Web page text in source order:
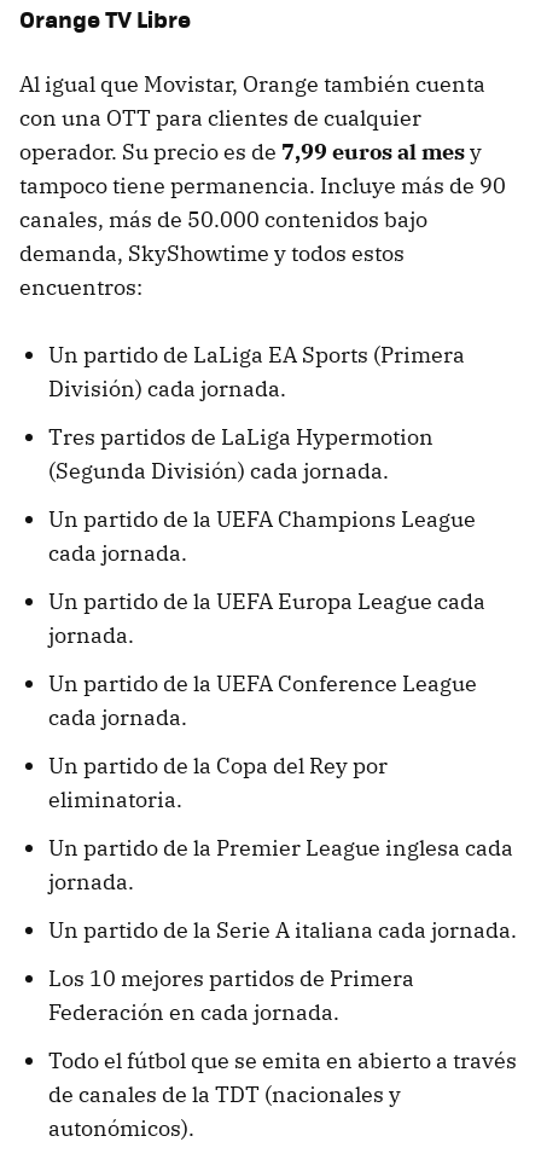
Orange TV Libre
Al igual que Movistar, Orange también cuenta
con una OTT para clientes de cualquier
operador. Su precio es de 7,99 euros al mesy
tampoco tiene permanencia. Incluye más de 90
canales, más de 50.000 contenidos bajo
demanda, SkyShowtime y todos estos
encuentros:
Un partido de LaLiga EA Sports (Primera
División) cada jornada.
Tres partidos de LaLiga Hypermotion
(Segunda División) cada jornada.
Un partido de la UEFA Champions League
cada jornada.
Un partido de la UEFA Europa League cada
jornada.
Un partido de la UEFA Conference League
cada jornada.
Un partido de la Copa del Rey por
eliminatoria.
Un partido de la Premier League inglesa cada
jornada.
Un partido de la Serie A italiana cada jornada.
Los 10 mejores partidos de Primera
Federación en cada jornada.
Todo el fútbol que se emita en abierto a través
de canales de la TDT (nacionales y
autonómicos).